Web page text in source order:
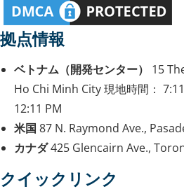
拠点情報
ベトナム（開発センター）
15
Ho Chi Minh City現地時間：
12:11 PM
米国 87 N. Raymond Ave.,
カナダ425 Glencairn Ave.,
クイックリンク